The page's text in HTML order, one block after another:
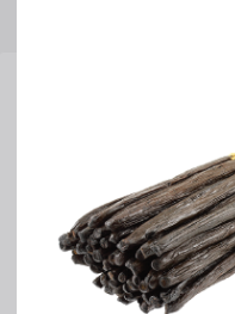
SET 3
en acrylique
Matériau : Manche
synthétiques
Dimensions :
N° 0 - longueur du
N° 2 - longueur du